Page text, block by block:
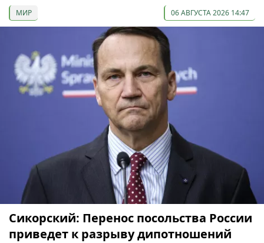
МИР 06 АВГУСТА 2026 14:47
Сикорский: Перенос посольства России
приведет к разрыву дипотношений